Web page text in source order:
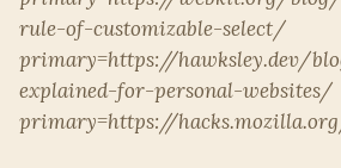
rule-of-customizable-select/
primary=https://hawksley.dev/
explained-for-personal-websites/
primary=https://